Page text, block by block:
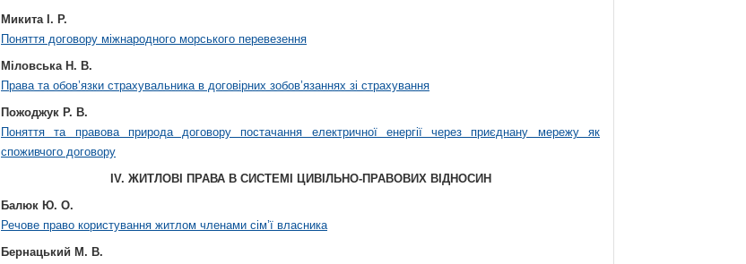
Микита І. Р.
Поняття договору міжнародного морського перевезення
Міловська Н. В.
Права та обов’язки страхувальника в договірних зобов’язаннях зі страхування
Пожоджук Р. В.
Поняття та правова природа договору постачання електричної енергії через приєднану мережу як
споживчого договору
IV. ЖИТЛОВІ ПРАВА В СИСТЕМІ ЦИВІЛЬНО-ПРАВОВИХ ВІДНОСИН
Балюк Ю. О.
Речове право користування житлом членами сім’ї власника
Бернацький М. В.